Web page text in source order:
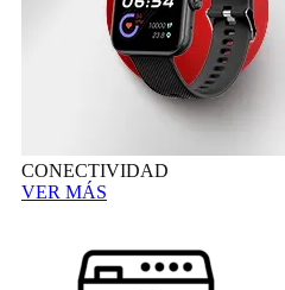
CONECTIVIDAD
VER MÁS